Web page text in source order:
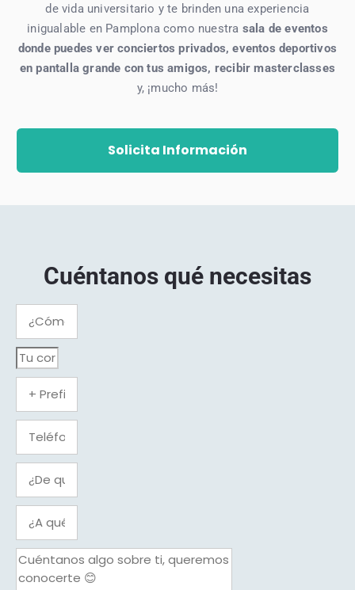
de vida universitario y te brinden una experiencia
inigualable en Pamplona como nuestra sala de eventos
donde puedes ver conciertos privados, eventos deportivos
en pantalla grande con tus amigos, recibir masterclasses
y, ¡mucho más!
Solicita Información
Cuéntanos qué necesitas​